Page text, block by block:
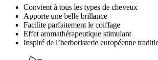
Convient à tous les types de cheveux
Apporte une belle brillance
Facilite parfaitement le coiffage
Effet aromathérapeutique stimulant
Inspiré de l’herboristerie européenne